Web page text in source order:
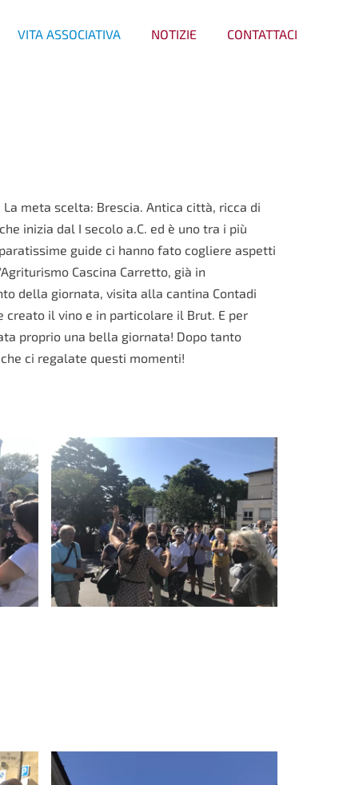
VITA ASSOCIATIVA NOTIZIE CONTATTACI
meta scelta: Brescia. Antica città, ricca di
inizia dal I secolo a.C. ed è uno tra i più
guide ci hanno fato cogliere aspetti
Cascina Carretto, già in
della giornata, visita alla cantina Contadi
creato il vino e in particolare il Brut. E per
proprio una bella giornata! Dopo tanto
ci regalate questi momenti!